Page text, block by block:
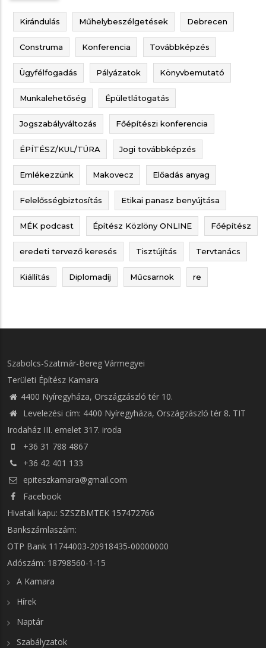
Kirándulás Műhelybeszélgetések Debrecen
Construma Konferencia Továbbképzés
Ügyfélfogadás Pályázatok Könyvbemutató
Munkalehetőség Épületlátogatás
Jogszabályváltozás Főépítészi konferencia
ÉPÍTÉSZ/KUL/TÚRA Jogi továbbképzés
Emlékezzünk Makovecz Előadás anyag
Felelősségbiztosítás Etikai panasz benyújtása
MÉK podcast Építész Közlöny ONLINE Főépítész
eredeti tervező keresés Tisztújítás Tervtanács
Kiállítás Diplomadíj Műcsarnok re
Szabolcs-Szatmár-Bereg Vármegyei
Területi Építész Kamara
4400 Nyíregyháza, Országzászló tér 10.
Levelezési cím: 4400 Nyíregyháza, Országzászló tér 8. TIT
Irodaház III. emelet 317. iroda
+36 31 788 4867
+36 42 401 133
epiteszkamara@gmail.com
Facebook
Hivatali kapu: SZSZBMTEK 157472766
Bankszámlaszám:
OTP Bank 11744003-20918435-00000000
Adószám: 18798560-1-15
A Kamara
Hírek
Naptár
Szabályzatok